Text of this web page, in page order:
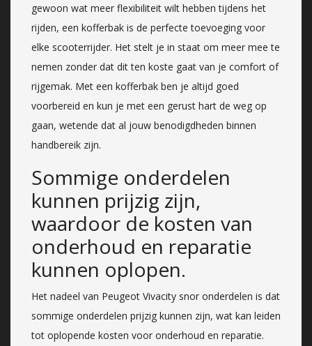
gewoon wat meer flexibiliteit wilt hebben tijdens het
rijden, een kofferbak is de perfecte toevoeging voor
elke scooterrijder. Het stelt je in staat om meer mee te
nemen zonder dat dit ten koste gaat van je comfort of
rijgemak. Met een kofferbak ben je altijd goed
voorbereid en kun je met een gerust hart de weg op
gaan, wetende dat al jouw benodigdheden binnen
handbereik zijn.
Sommige onderdelen
kunnen prijzig zijn,
waardoor de kosten van
onderhoud en reparatie
kunnen oplopen.
Het nadeel van Peugeot Vivacity snor onderdelen is dat
sommige onderdelen prijzig kunnen zijn, wat kan leiden
tot oplopende kosten voor onderhoud en reparatie.